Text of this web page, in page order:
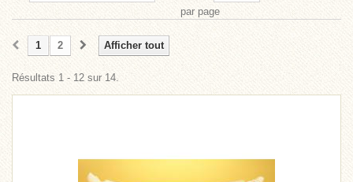
par page
Afficher tout
1 2
Résultats 1 - 12 sur 14.